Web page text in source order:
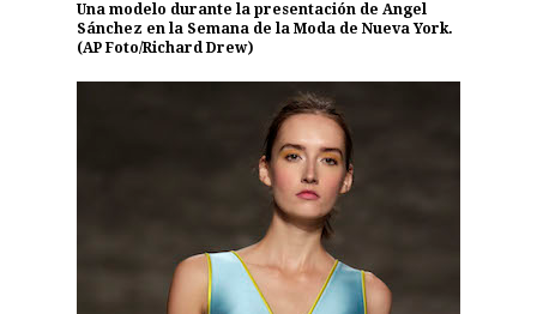
Una modelo durante la presentación de Angel
Sánchez en la Semana de la Moda de Nueva York.
(AP Foto/Richard Drew)